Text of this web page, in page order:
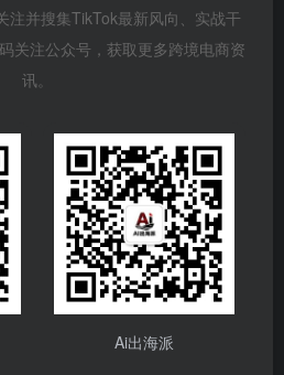
注并搜集TikTok最新风向、实战干
关注公众号，获取更多跨境电商资
讯。
Ai出海派